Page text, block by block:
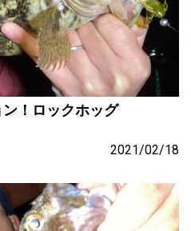
！ロックホッグ
2021/02/18